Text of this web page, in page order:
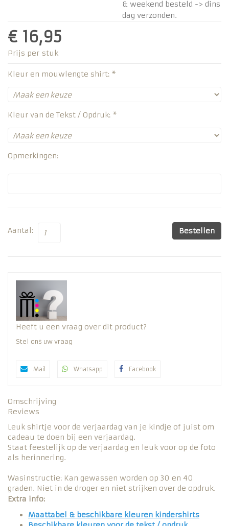
& weekend besteld -> dins
dag verzonden.
€ 16,95
Prijs per stuk
Kleur en mouwlengte shirt: *
Kleur van de Tekst / Opdruk: *
Opmerkingen:
Aantal: Bestellen
Heeft u een vraag over dit product?
Stel ons uw vraag
Mail Whatsapp Facebook
Omschrijving
Reviews
Leuk shirtje voor de verjaardag van je kindje of juist om
cadeau te doen bij een verjaardag.
Staat feestelijk op de verjaardag en leuk voor op de foto
als herinnering.
Wasinstructie: Kan gewassen worden op 30 en 40
graden. Niet in de droger en niet strijken over de opdruk.
Extra info:
Maattabel & beschikbare kleuren kindershirts